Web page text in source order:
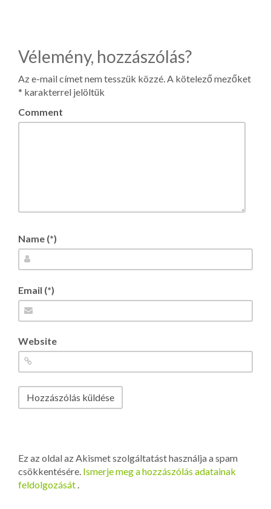
Vélemény, hozzászólás?
Az e-mail címet nem tesszük közzé. A kötelező mezőket
* karakterrel jelöltük
Comment
Name (*)
Email (*)
Website
Ez az oldal az Akismet szolgáltatást használja a spam
csökkentésére. Ismerje meg a hozzászólás adatainak
feldolgozását